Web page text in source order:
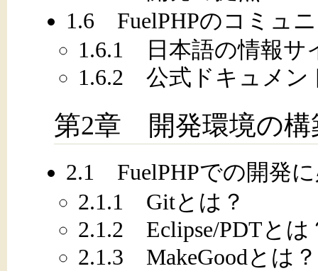
1.6 FuelPHPのコミュ
1.6.1 日本語の情報サ
1.6.2 公式ドキュメン
第2章 開発環境の構
2.1 FuelPHPでの開発
2.1.1 Gitとは？
2.1.2 Eclipse/PDTとは
2.1.3 MakeGoodとは？